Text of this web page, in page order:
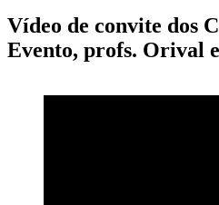
Vídeo de convite dos
Evento, profs. Orival